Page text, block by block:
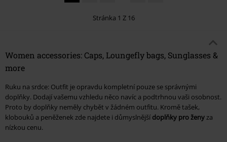
Stránka 1 Z 16
Women accessories: Caps, Loungefly bags, Sunglasses &
more
Ruku na srdce: Outfit je opravdu kompletní pouze se správnými
doplňky. Dodají vašemu vzhledu něco navíc a podtrhnou vaši osobnost.
Proto by doplňky neměly chybět v žádném outfitu. Kromě tašek,
klobouků a peněženek zde najdete i důmyslnější doplňky pro ženy za
nízkou cenu.